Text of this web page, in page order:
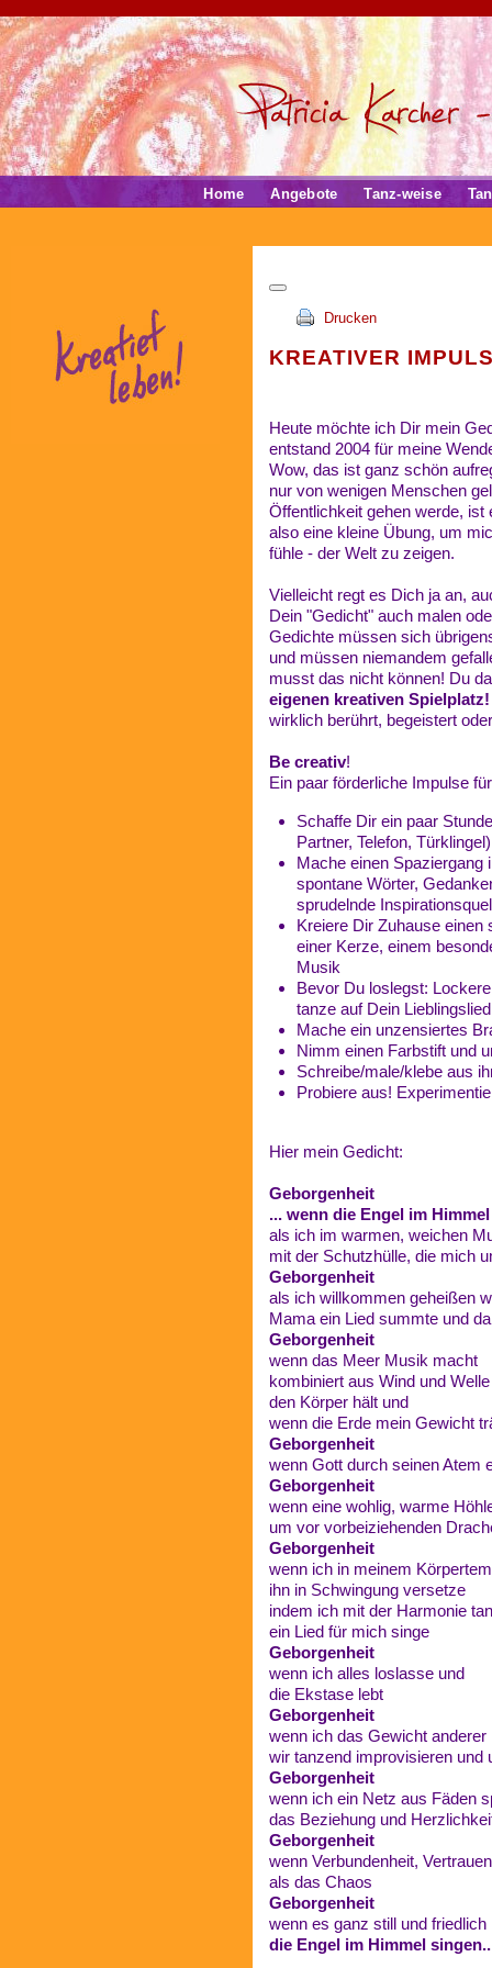
Home Angebote Tanz-weise
Drucken
KREATIVER
Heute möchte ich Dir mein
entstand 2004 für meine
Wow, das ist ganz schön
nur von wenigen Menschen
Öffentlichkeit gehen werde,
also eine kleine Übung, um
fühle - der Welt zu zeigen.
Vielleicht regt es Dich ja an,
Dein "Gedicht" auch malen
Gedichte müssen sich
und müssen niemandem
musst das nicht können! Du
eigenen kreativen Spielplatz!
wirklich berührt, begeistert
Be creativ!
Ein paar förderliche Impulse
Schaffe Dir ein paar
Partner, Telefon, Türklingel)
Mache einen Spaziergang
spontane Wörter,
sprudelnde
Kreiere Dir Zuhause
einer Kerze, einem
Musik
Bevor Du loslegst:
tanze auf Dein
Mache ein unzensiertes
Nimm einen Farbstift und
Schreibe/male/klebe aus
Probiere aus!
Hier mein Gedicht:
Geborgenheit
... wenn die Engel im
als ich im warmen, weichen
mit der Schutzhülle, die mich
Geborgenheit
als ich willkommen geheißen
Mama ein Lied summte und
Geborgenheit
wenn das Meer Musik macht
kombiniert aus Wind und Welle
den Körper hält und
wenn die Erde mein Gewicht
Geborgenheit
wenn Gott durch seinen Atem
Geborgenheit
wenn eine wohlig, warme
um vor vorbeiziehenden
Geborgenheit
wenn ich in meinem
ihn in Schwingung versetze
indem ich mit der Harmonie
ein Lied für mich singe
Geborgenheit
wenn ich alles loslasse und
die Ekstase lebt
Geborgenheit
wenn ich das Gewicht anderer
wir tanzend improvisieren und
Geborgenheit
wenn ich ein Netz aus Fäden
das Beziehung und
Geborgenheit
wenn Verbundenheit,
als das Chaos
Geborgenheit
wenn es ganz still und friedlich
die Engel im Himmel